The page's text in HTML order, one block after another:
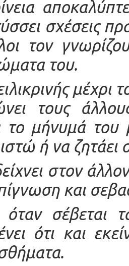
σχέσεις
τον
του.
τους
το μήνυμά του
ή να
στον
και
σέβεται
ότι και